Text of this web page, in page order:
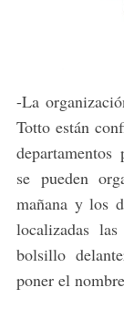
-La
Totto están
se pueden
mañana y los
localizadas
bolsillo
poner el
e